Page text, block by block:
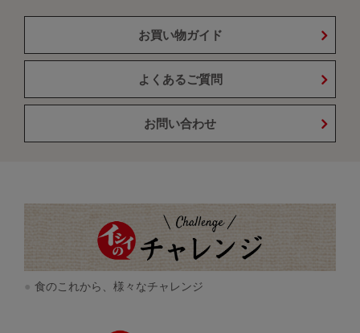
お買い物ガイド
よくあるご質問
お問い合わせ
食のこれから、様々なチャレンジ